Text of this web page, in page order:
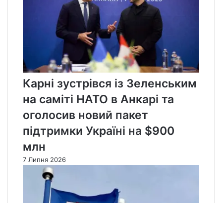
Карні зустрівся із Зеленським
на саміті НАТО в Анкарі та
оголосив новий пакет
підтримки Україні на $900
млн
7 Липня 2026